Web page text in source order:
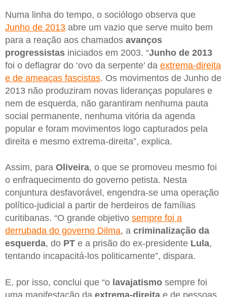
Numa linha do tempo, o sociólogo observa que
Junho de 2013 abre um vazio que serve muito bem
para a reação aos chamados avanços
progressistas iniciados em 2003. “Junho de 2013
foi o deflagrar do ‘ovo da serpente’ da extrema-direita
e de ameaças fascistas. Os movimentos de Junho de
2013 não produziram novas lideranças populares e
nem de esquerda, não garantiram nenhuma pauta
social permanente, nenhuma vitória da agenda
popular e foram movimentos logo capturados pela
direita e mesmo extrema-direita”, explica.
Assim, para Oliveira, o que se promoveu mesmo foi
o enfraquecimento do governo petista. Nesta
conjuntura desfavorável, engendra-se uma operação
político-judicial a partir de herdeiros de famílias
curitibanas. “O grande objetivo sempre foi a
derrubada do governo Dilma, a criminalização da
esquerda, do PT e a prisão do ex-presidente Lula,
tentando incapacitá-los politicamente”, dispara.
E, por isso, conclui que “o lavajatismo sempre foi
uma manifestação da extrema-direita e de pessoas